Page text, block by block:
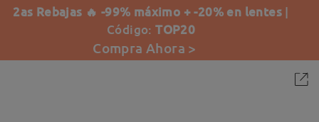
2as Rebajas 🔥 -99% máximo + -20% en lentes |
Código:TOP20
Compra Ahora >